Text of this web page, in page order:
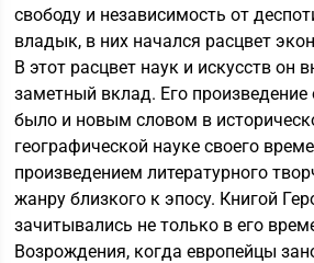
свободу и независимость от
владык, в них начался расцвет
В этот расцвет наук и искусств он
заметный вклад. Его
было и новым словом в
географической науке своего
произведением литературного
жанру близкого к эпосу. Книгой
зачитывались не только в его
Возрождения, когда европейцы